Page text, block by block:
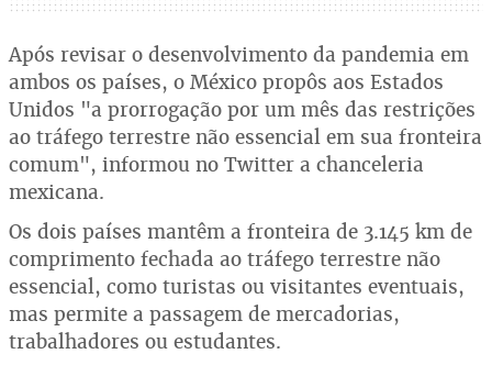
Após revisar o desenvolvimento da pandemia em
ambos os países, o México propôs aos Estados
Unidos "a prorrogação por um mês das restrições
ao tráfego terrestre não essencial em sua fronteira
comum", informou no Twitter a chanceleria
mexicana.
Os dois países mantêm a fronteira de 3.145 km de
comprimento fechada ao tráfego terrestre não
essencial, como turistas ou visitantes eventuais,
mas permite a passagem de mercadorias,
trabalhadores ou estudantes.